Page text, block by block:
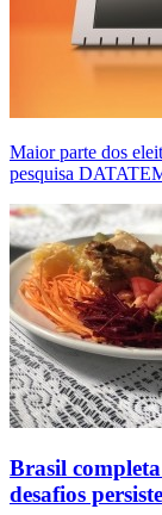
Maior parte dos
pesquisa
Brasil
desafios